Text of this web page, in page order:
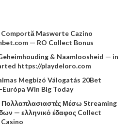
Maswerte Cazino
— RO Collect Bonus
& Naamloosheid — in
https://playdeloro.com
Megbízó Válogatás 20Bet
Win Big Today
Μέσω Streaming
— ελληνικό έδαφος Collect